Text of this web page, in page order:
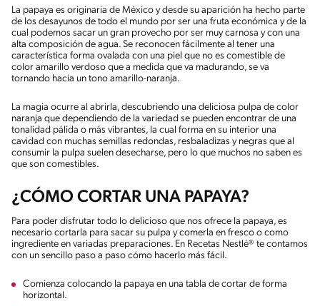
La papaya es originaria de México y desde su aparición ha hecho parte
de los desayunos de todo el mundo por ser una fruta económica y de la
cual podemos sacar un gran provecho por ser muy carnosa y con una
alta composición de agua. Se reconocen fácilmente al tener una
característica forma ovalada con una piel que no es comestible de
color amarillo verdoso que a medida que va madurando, se va
tornando hacia un tono amarillo-naranja.
La magia ocurre al abrirla, descubriendo una deliciosa pulpa de color
naranja que dependiendo de la variedad se pueden encontrar de una
tonalidad pálida o más vibrantes, la cual forma en su interior una
cavidad con muchas semillas redondas, resbaladizas y negras que al
consumir la pulpa suelen desecharse, pero lo que muchos no saben es
que son comestibles.
¿CÓMO CORTAR UNA PAPAYA?
Para poder disfrutar todo lo delicioso que nos ofrece la papaya, es
necesario cortarla para sacar su pulpa y comerla en fresco o como
ingrediente en variadas preparaciones. En Recetas Nestlé® te contamos
con un sencillo paso a paso cómo hacerlo más fácil.
Comienza colocando la papaya en una tabla de cortar de forma
horizontal.